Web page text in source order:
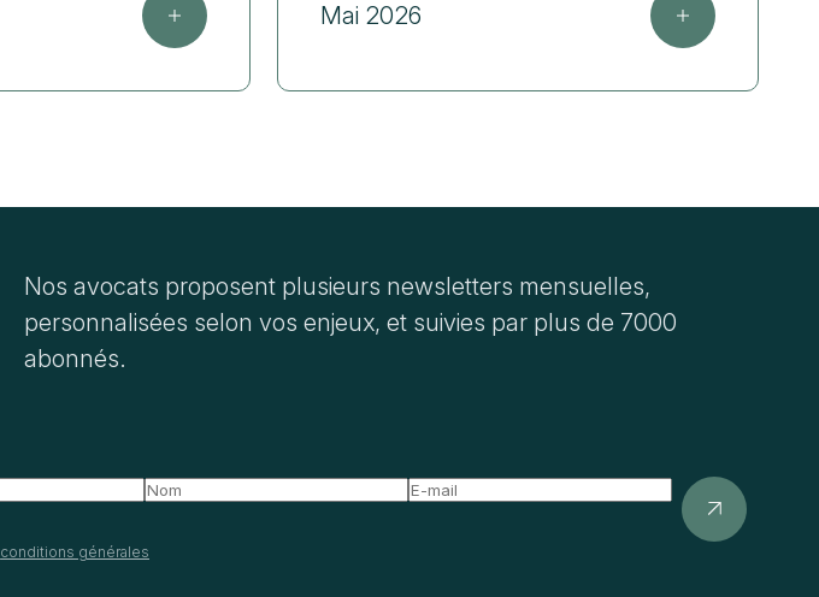
Mai 2026
Nos avocats proposent plusieurs newsletters mensuelles,
personnalisées selon vos enjeux, et suivies par plus de 7000
abonnés.
conditions générales